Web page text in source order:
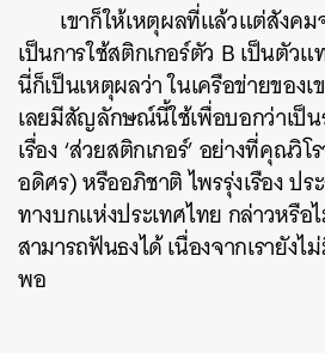
เขาก็ให้เหตุผลที่แล้วแต่สังค
เป็นการใช้สติกเกอร์ตัว B เป็นตัวแ
นี่ก็เป็นเหตุผลว่า ในเครือข่ายของ
เลยมีสัญลักษณ์นี้ใช้เพื่อบอกว่าเป็น
เรื่อง ‘ส่วยสติกเกอร์’ อย่างที่คุณวิ
อดิศร) หรืออภิชาติ ไพรรุ่งเรือง ป
ทางบกแห่งประเทศไทย กล่าวหรือ
สามารถฟันธงได้ เนื่องจากเรายัง
พอ